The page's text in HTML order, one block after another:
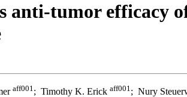
anti-tumor efficacy
aff001 ; Timothy K. Erick aff001 ; Nury